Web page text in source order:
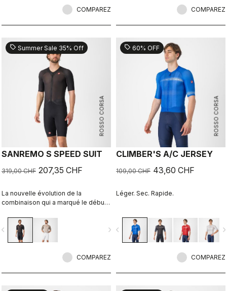
COMPAREZ COMPAREZ
ROSSO CORSA
sell Summer Sale 35% Off
SANREMO S SPEED SUIT
319,00 CHF 207,35 CHF
La nouvelle évolution de la
combinaison qui a marqué le début
navigate_next
COMPAREZ
ROSSO CORSA
sell 60% OFF
CLIMBER'S A/C JERSEY
109,00 CHF 43,60 CHF
Léger. Sec. Rapide.
navigate_before
COMPAREZ